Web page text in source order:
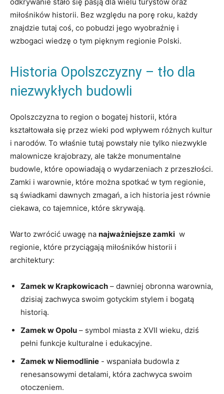
miłośników historii. Bez względu na porę roku, każdy
znajdzie tutaj coś,⁤ co ‌pobudzi jego wyobraźnię i
wzbogaci ⁣wiedzę o​ tym pięknym⁢ regionie Polski.
Historia​ Opolszczyzny – ​tło⁣ dla
niezwykłych⁢ budowli
Opolszczyzna ⁤to⁤ region o⁣ bogatej historii, która
kształtowała się przez wieki pod⁣ wpływem różnych‍ kultur
‍i⁢ narodów. To ⁣właśnie tutaj powstały nie tylko niezwykle
malownicze krajobrazy, ale także ‍monumentalne
budowle, które opowiadają o wydarzeniach z ‍przeszłości.
Zamki ⁢i warownie, które można spotkać w⁤ tym regionie,
są świadkami dawnych ⁢zmagań, a ich ​historia⁢ jest ‌równie
ciekawa, co tajemnice, które skrywają.
Warto zwrócić uwagę⁣ na najważniejsze zamki ​ w
regionie, które przyciągają miłośników historii i
architektury:
Zamek w Krapkowicach – dawniej​ obronna warownia,
dzisiaj zachwyca ‌swoim gotyckim stylem i bogatą
historią.
Zamek w Opolu – symbol miasta z‌ XVII ​wieku, ‌dziś
pełni funkcje kulturalne i edukacyjne.
Zamek w Niemodlinie -‍ wspaniała⁢ budowla z
renesansowymi⁤ detalami, która zachwyca swoim
otoczeniem.